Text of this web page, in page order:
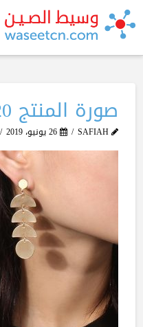
صورة المنتج 20 الطلب 945
SAFIAH 26 يونيو، 2019